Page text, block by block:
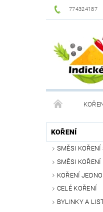
774324187
DROGERIE
KOŘENÍ
SMĚSI KOŘENÍ
SMĚSI KOŘENÍ
KOŘENÍ
CELÉ KOŘENÍ
BYLINKY A